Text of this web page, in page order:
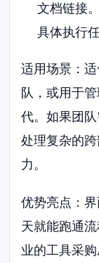
文档链接
具体执行
适用场景：
队，或用于
代。如果团
处理复杂的
力。
优势亮点：
天就能跑通
业的工具采